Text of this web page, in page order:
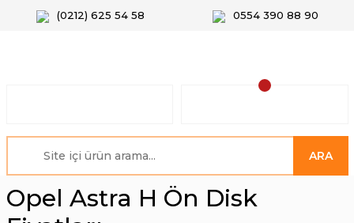
(0212) 625 54 58 0554 390 88 90
ARA
Opel Astra H Ön Disk